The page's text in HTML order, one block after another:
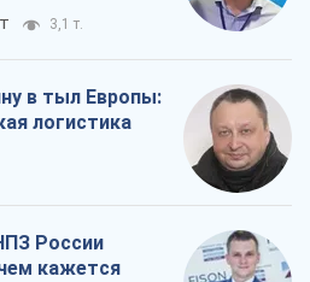
3,1 т.
в тыл Европы:
логистика
России
кажется